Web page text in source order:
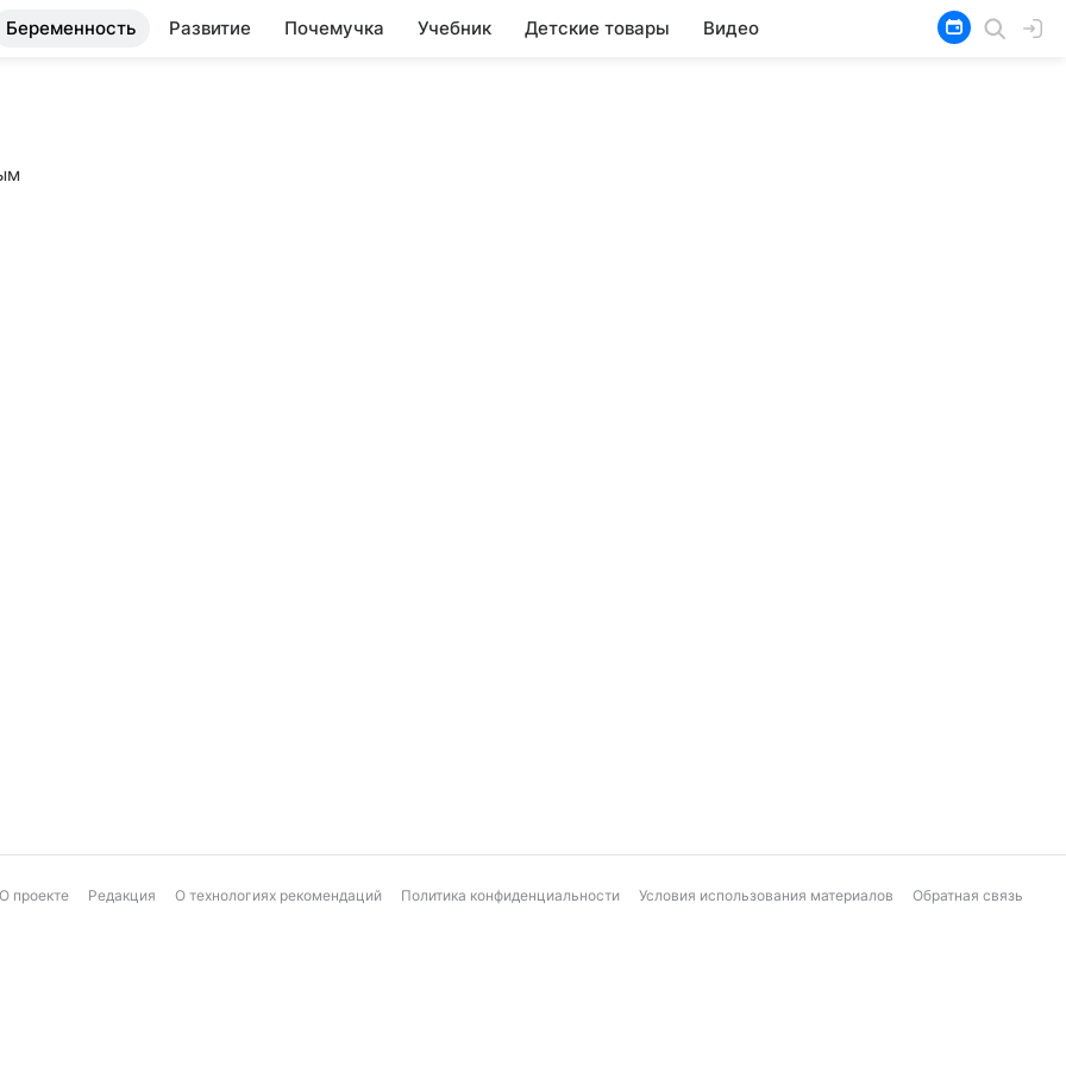
Беременность Развитие Почемучка Учебник Детские товары Видео
О проекте Редакция О технологиях рекомендаций Политика конфиденциальности Условия использования материалов Обратная связь